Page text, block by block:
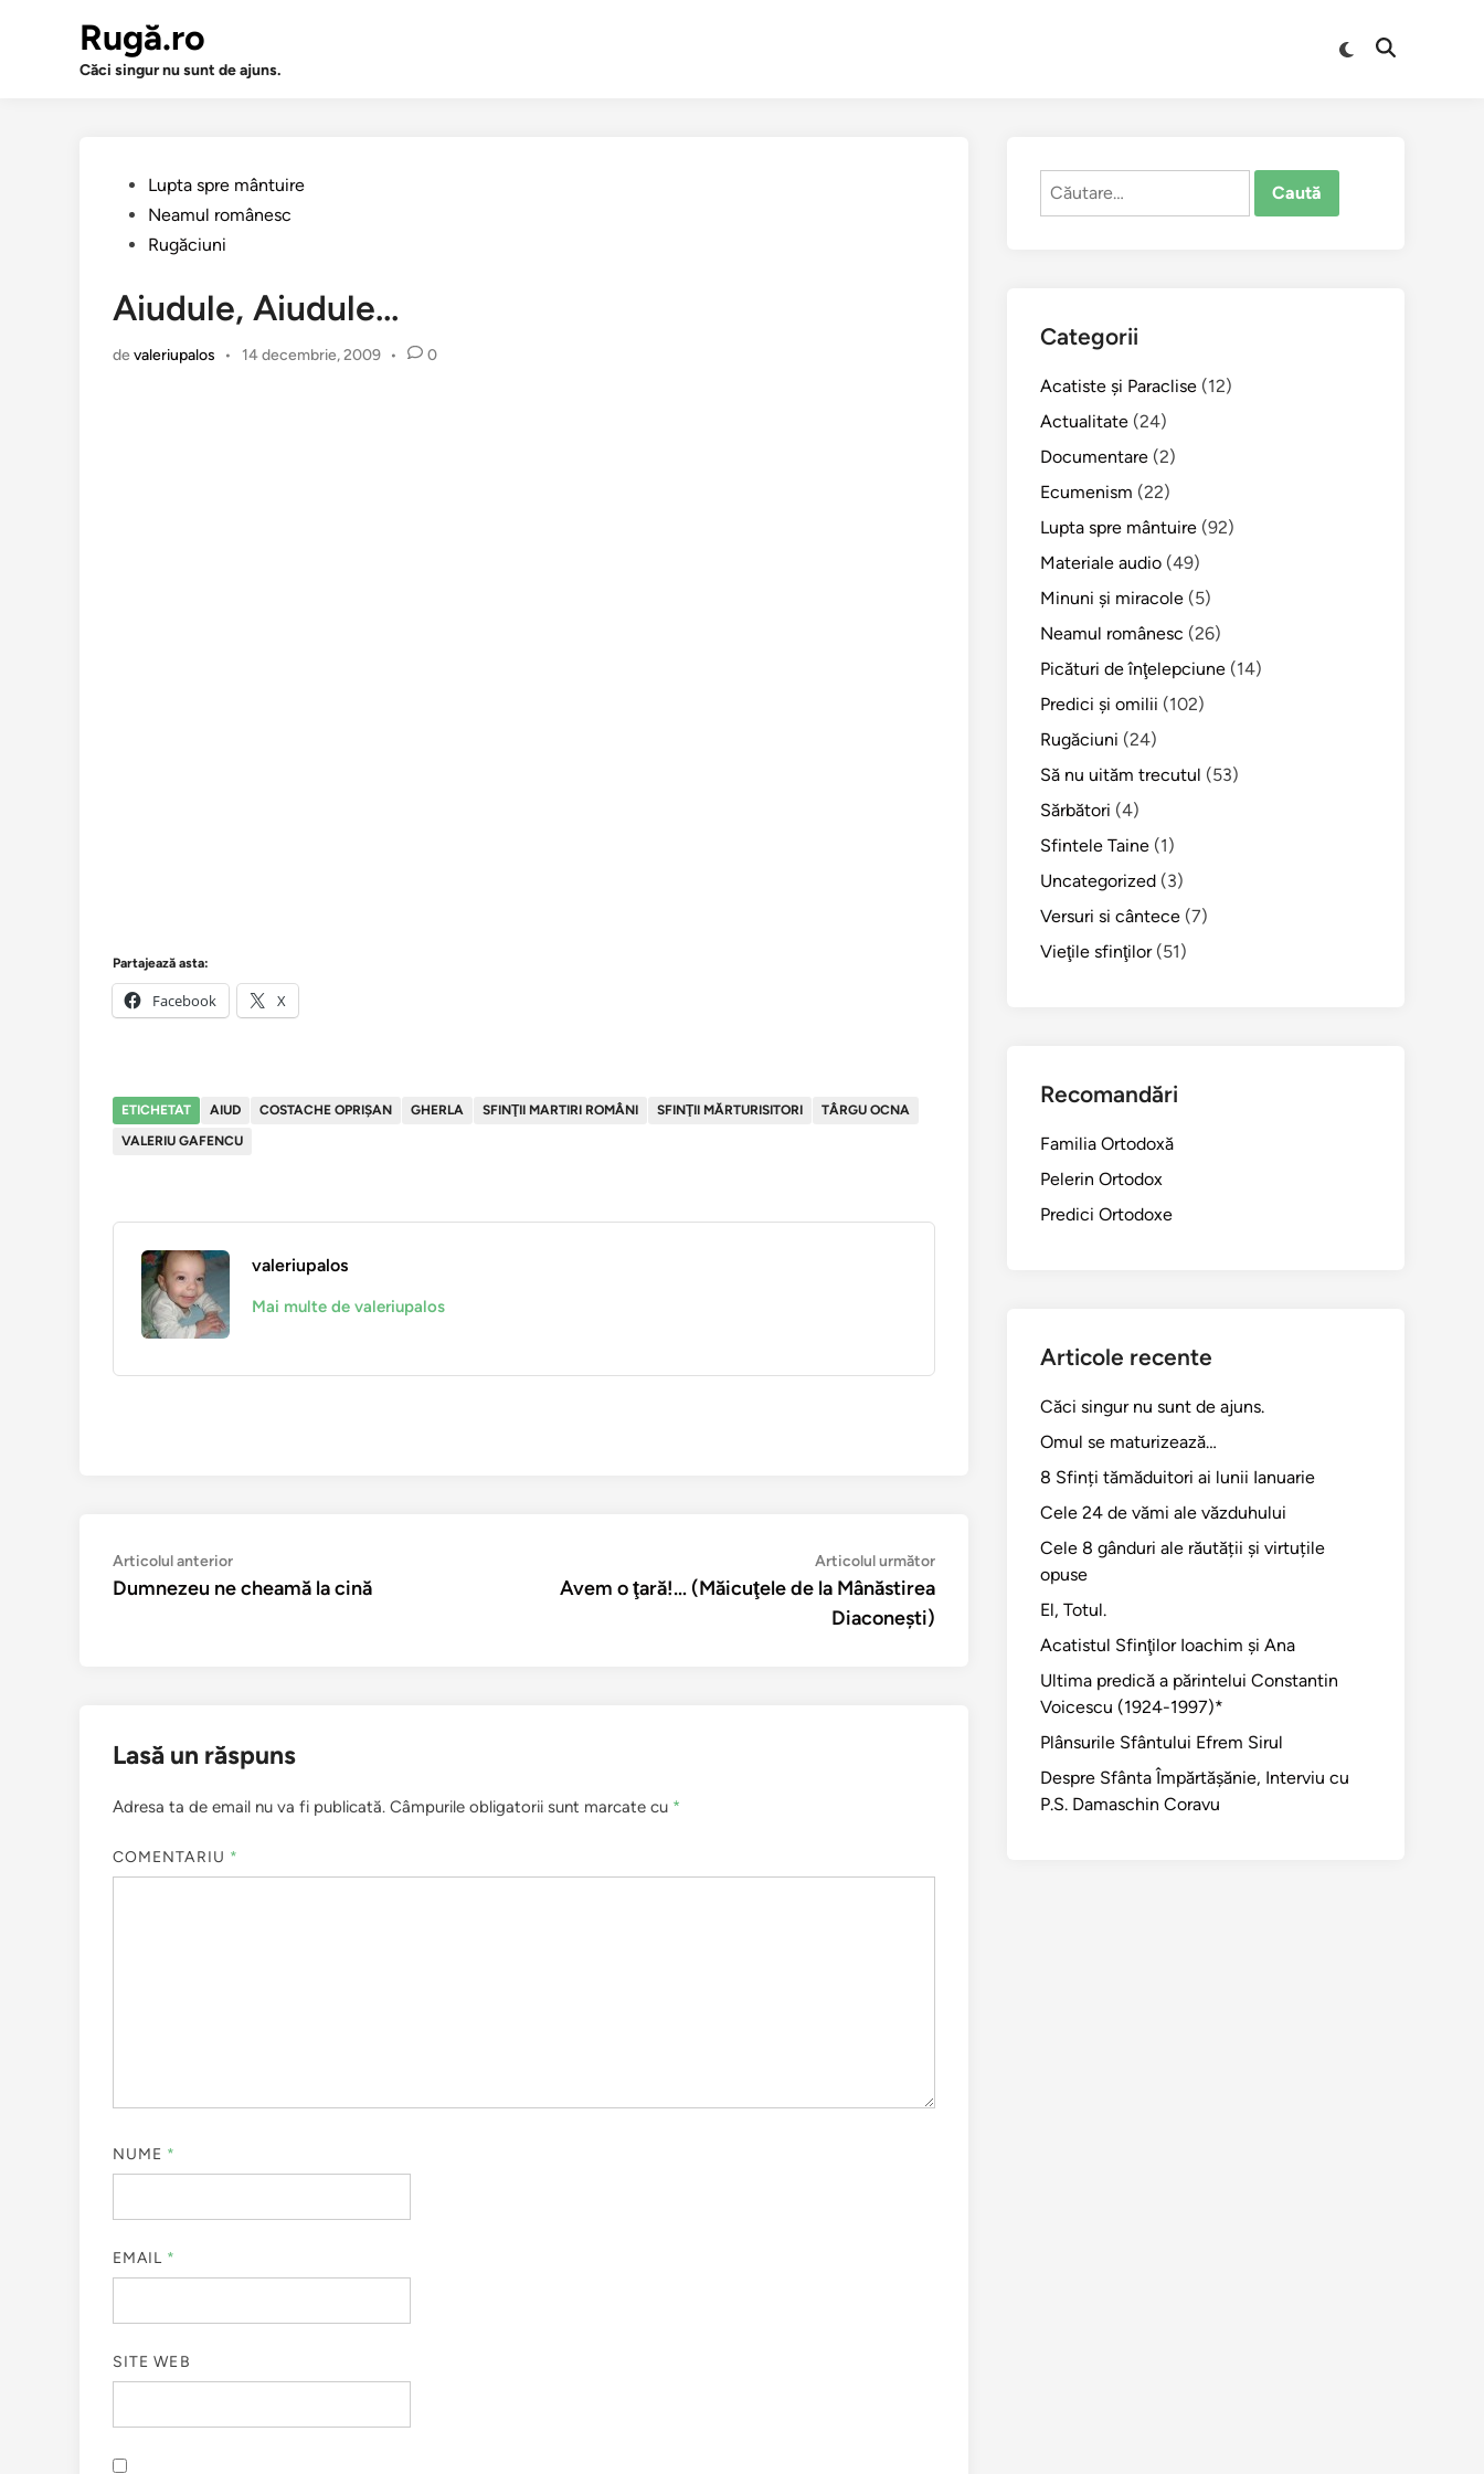
Rugă.ro
Căci singur nu sunt de ajuns.
ComutăDeschide
PublicatLupta spre mântuire
Neamul românesc
Rugăciuni
Aiudule, Aiudule…
devaleriupalos • 14 decembrie, 2009 • 0
Partajează asta:
Facebook X
ETICHETAT AIUD COSTACHE OPRIŞAN GHERLA SFINŢII MARTIRI ROMÂNI SFINŢII MĂRTURISITORI
TÂRGU OCNA
VALERIU GAFENCU
valeriupalos
Mai multe de valeriupalos
Navigare
în
Articolul anteriorArticolul
anterior:
Dumnezeu ne cheamă la cină
Articolul următorArticolul
următor:
Avem o ţară!… (Măicuţele de la Mânăstirea
Diaconeşti)
Lasă un răspuns
Adresa ta de email nu va fi publicată. Câmpurile obligatorii sunt marcate cu *
COMENTARIU *
NUME *
EMAIL *
SITE WEB
Caută
Categorii
Acatiste şi Paraclise (12)
Actualitate (24)
Documentare (2)
Ecumenism (22)
Lupta spre mântuire (92)
Materiale audio (49)
Minuni şi miracole (5)
Neamul românesc (26)
Picături de înţelepciune (14)
Predici şi omilii (102)
Rugăciuni (24)
Să nu uităm trecutul (53)
Sărbători (4)
Sfintele Taine (1)
Uncategorized (3)
Versuri si cântece (7)
Vieţile sfinţilor(51)
Recomandări
Familia Ortodoxă
Pelerin Ortodox
Predici Ortodoxe
Articole recente
Căci singur nu sunt de ajuns.
Omul se maturizează…
8 Sfinți tămăduitori ai lunii Ianuarie
Cele 24 de vămi ale văzduhului
Cele 8 gânduri ale răutății și virtuțile
opuse
El, Totul.
Acatistul Sfinţilor Ioachim şi Ana
Ultima predică a părintelui Constantin
Voicescu (1924-1997)*
Plânsurile Sfântului Efrem Sirul
Despre Sfânta Împărtăşănie, Interviu cu
P.S. Damaschin Coravu